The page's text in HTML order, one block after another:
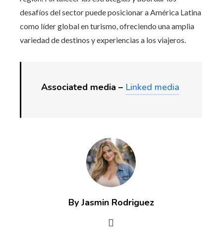
desafíos del sector puede posicionar a América Latina
como líder global en turismo, ofreciendo una amplia
variedad de destinos y experiencias a los viajeros.
Associated media – Linked media
By Jasmin Rodriguez